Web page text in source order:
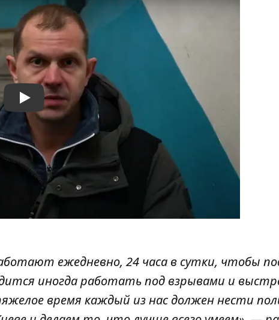
Play
ежедневно, 24 часа в сутки, чтобы
иногда работать под взрывами и
время каждый из нас должен нести